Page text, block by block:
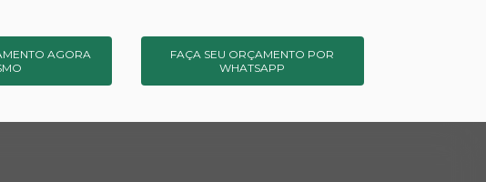
AGORA
FAÇA SEU ORÇAMENTO POR
WHATSAPP